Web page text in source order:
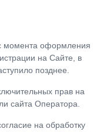
момента оформления
на Сайте, в
позднее.
прав на
сайта Оператора.
на обработку